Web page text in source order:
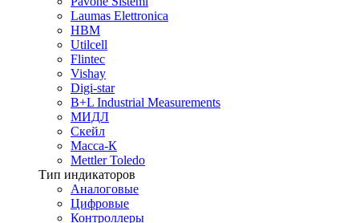
Laumas Elettronica
HBM
Utilcell
Flintec
Vishay
Digi-star
B+L Industrial Measurements
МИДЛ
Скейл
Масса-К
Mettler Toledo
Тип индикаторов
Аналоговые
Цифровые
Контроллеры